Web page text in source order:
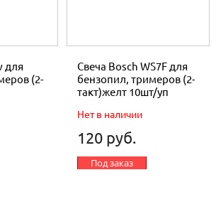
для
(2-
Свеча Bosch WS7F для
бензопил, тримеров (2-
такт)желт 10шт/уп
Нет в наличии
120 руб.
Под заказ